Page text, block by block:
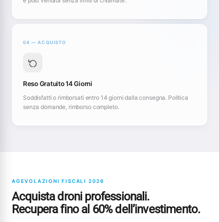
04 — ACQUISTO
Reso Gratuito 14 Giorni
Soddisfatti o rimborsati entro 14 giorni dalla consegna. Politica
senza domande, rimborso completo.
AGEVOLAZIONI FISCALI 2026
Acquista droni professionali.
Recupera fino al 60% dell’investimento.